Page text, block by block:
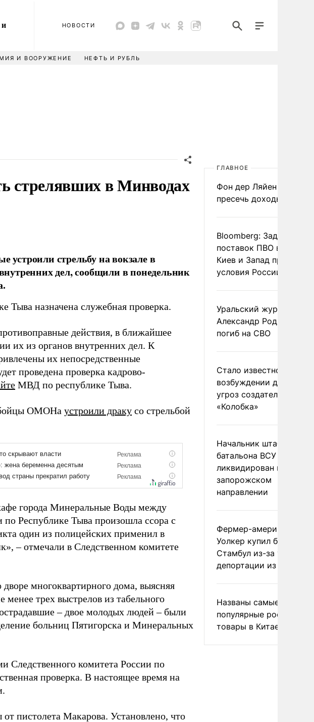
НОВОСТИ
И ВООРУЖЕНИЕ НЕФТЬ И РУБЛЬ
стрелявших в Минводах
стрельбу на вокзале в
дел, сообщили в понедельник
Тыва назначена служебная проверка.
действия, в ближайшее
их из органов внутренних дел. К
их непосредственные
проведена проверка кадрово-
МВД по республике Тыва.
бойцы ОМОНа устроили драку со стрельбой
города Минеральные Воды между
Республике Тыва произошла ссора с
один из полицейских применил в
– отмечали в Следственном комитете
многоквартирного дома, выясняя
трех выстрелов из табельного
– двое молодых людей – были
больниц Пятигорска и Минеральных
Следственного комитета России по
проверка. В настоящее время на
пистолета Макарова. Установлено, что
ГЛАВНОЕ
Фон дер Ляйен
пресечь доходы России
Bloomberg: Задержка
поставок ПВО вынудит
Киев и Запад принять
условия России
Уральский журналист
Александр Родионов
погиб на СВО
Стало известно о
возбуждении дела из-
угроз создателям
«Колобка»
Начальник штаба
батальона ВСУ
ликвидирован на
запорожском
направлении
Фермер-американец
Уолкер купил билет в
Стамбул из-за угрозы
депортации из России
Названы самые
популярные российские
товары в Китае